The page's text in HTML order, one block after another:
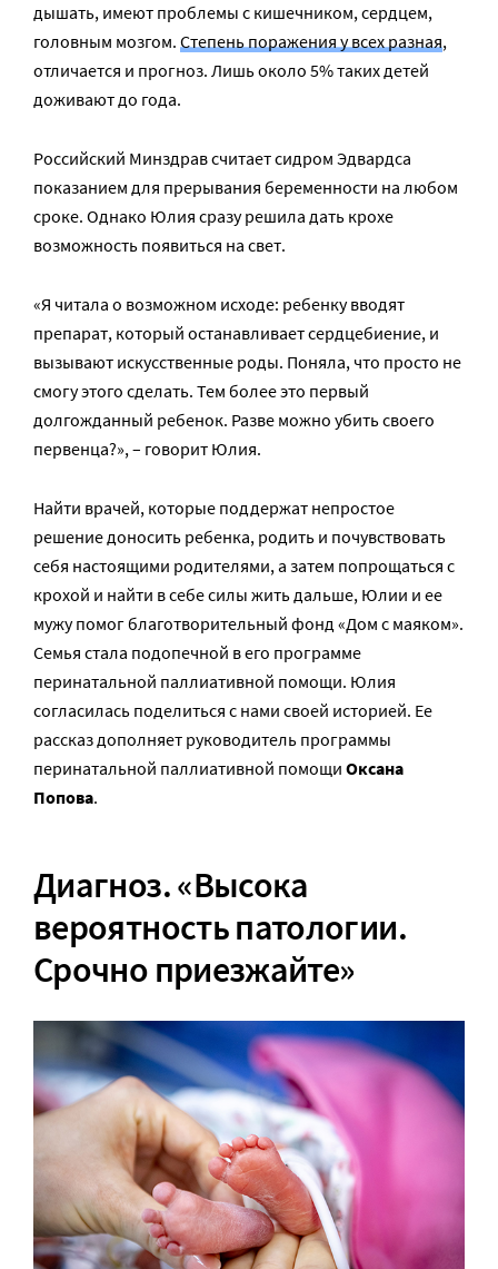
дышать, имеют проблемы с кишечником, сердцем,
головным мозгом. Степень поражения у всех разная,
отличается и прогноз. Лишь около 5% таких детей
доживают до года.
Российский Минздрав считает сидром Эдвардса
показанием для прерывания беременности на любом
сроке. Однако Юлия сразу решила дать крохе
возможность появиться на свет.
«Я читала о возможном исходе: ребенку вводят
препарат, который останавливает сердцебиение, и
вызывают искусственные роды. Поняла, что просто не
смогу этого сделать. Тем более это первый
долгожданный ребенок. Разве можно убить своего
первенца?», – говорит Юлия.
Найти врачей, которые поддержат непростое
решение доносить ребенка, родить и почувствовать
себя настоящими родителями, а затем попрощаться с
крохой и найти в себе силы жить дальше, Юлии и ее
мужу помог благотворительный фонд «Дом с маяком».
Семья стала подопечной в его программе
перинатальной паллиативной помощи. Юлия
согласилась поделиться с нами своей историей. Ее
рассказ дополняет руководитель программы
перинатальной паллиативной помощи Оксана
Попова.
Диагноз. «Высока
вероятность патологии.
Срочно приезжайте»